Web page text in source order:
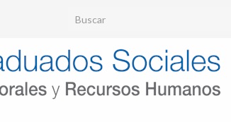
Search for: